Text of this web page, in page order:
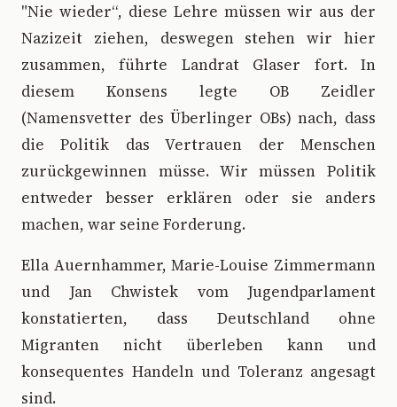
"Nie wieder“, diese Lehre müssen wir aus der
Nazizeit ziehen, deswegen stehen wir hier
zusammen, führte Landrat Glaser fort. In
diesem Konsens legte OB Zeidler
(Namensvetter des Überlinger OBs) nach, dass
die Politik das Vertrauen der Menschen
zurückgewinnen müsse. Wir müssen Politik
entweder besser erklären oder sie anders
machen, war seine Forderung.
Ella Auernhammer, Marie-Louise Zimmermann
und Jan Chwistek vom Jugendparlament
konstatierten, dass Deutschland ohne
Migranten nicht überleben kann und
konsequentes Handeln und Toleranz angesagt
sind.